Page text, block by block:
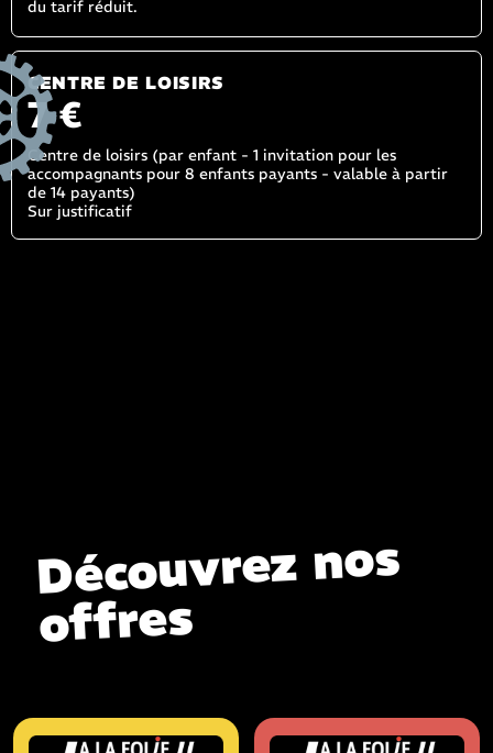
du tarif réduit.
CENTRE DE LOISIRS
7 €
Centre de loisirs (par enfant - 1 invitation pour les
accompagnants pour 8 enfants payants - valable à partir
de 14 payants)
Sur justificatif
Découvrez nos
offres